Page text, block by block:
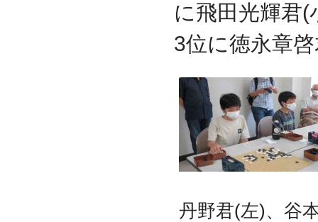
に飛田光輝君
3位に徳永章
丹野君(左)、谷